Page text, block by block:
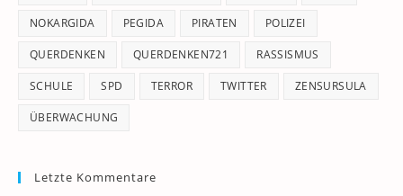
NOKARGIDA PEGIDA PIRATEN POLIZEI
QUERDENKEN QUERDENKEN721 RASSISMUS
SCHULE SPD TERROR TWITTER ZENSURSULA
ÜBERWACHUNG
Letzte Kommentare